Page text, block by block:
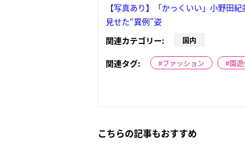
【写真あり】「かっくいい」小野
見せた“異例”姿
関連カテゴリー:
国内
関連タグ: ファッション 園
こちらの記事もおすすめ